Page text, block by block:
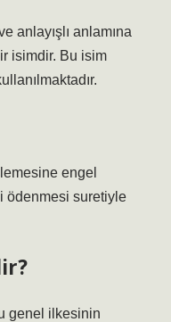
anlayışlı anlamına
isimdir. Bu isim
engel
ödenmesi suretiyle
genel ilkesinin